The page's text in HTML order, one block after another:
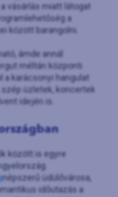
vásárlás miatt látogat
a
között barangolni.
ámde annál
méltán központi
a karácsonyi hangulat
üzletek, koncertek
idején is.
között is egyre
népszerű üdülővárosa,
időutazás a